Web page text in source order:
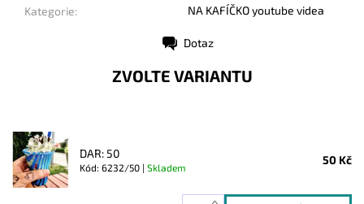
Kategorie: NA KAFÍČKO youtube videa
Dotaz
ZVOLTE VARIANTU
DAR: 50
Kód: 6232/50 | Skladem
50 Kč